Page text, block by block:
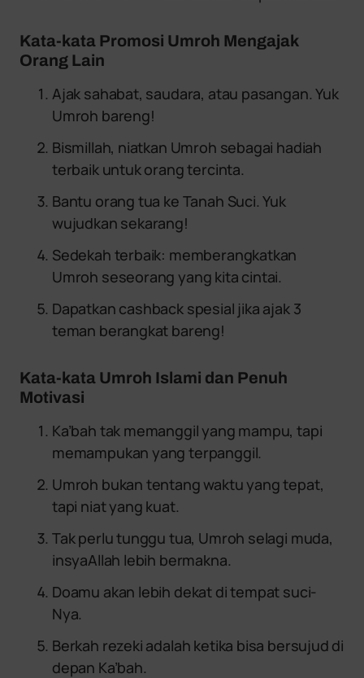
Kata-kata Promosi Umroh Mengajak
Orang Lain
Ajak sahabat, saudara, atau pasangan. Yuk
Umroh bareng!
Bismillah, niatkan Umroh sebagai hadiah
terbaik untuk orang tercinta.
Bantu orang tua ke Tanah Suci. Yuk
wujudkan sekarang!
Sedekah terbaik: memberangkatkan
Umroh seseorang yang kita cintai.
Dapatkan cashback spesial jika ajak 3
teman berangkat bareng!
Kata-kata Umroh Islami dan Penuh
Motivasi
Ka’bah tak memanggil yang mampu, tapi
memampukan yang terpanggil.
Umroh bukan tentang waktu yang tepat,
tapi niat yang kuat.
Tak perlu tunggu tua, Umroh selagi muda,
insyaAllah lebih bermakna.
Doamu akan lebih dekat di tempat suci-
Nya.
Berkah rezeki adalah ketika bisa bersujud di
depan Ka’bah.